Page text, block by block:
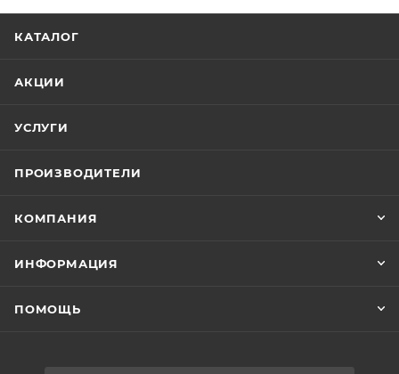
КАТАЛОГ
АКЦИИ
УСЛУГИ
ПРОИЗВОДИТЕЛИ
КОМПАНИЯ
ИНФОРМАЦИЯ
ПОМОЩЬ